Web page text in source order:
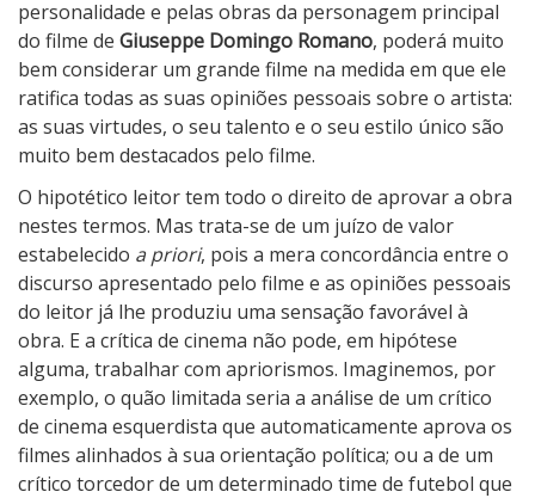
personalidade e pelas obras da personagem principal
do filme de Giuseppe Domingo Romano, poderá muito
bem considerar um grande filme na medida em que ele
ratifica todas as suas opiniões pessoais sobre o artista:
as suas virtudes, o seu talento e o seu estilo único são
muito bem destacados pelo filme.
O hipotético leitor tem todo o direito de aprovar a obra
nestes termos. Mas trata-se de um juízo de valor
estabelecido a priori, pois a mera concordância entre o
discurso apresentado pelo filme e as opiniões pessoais
do leitor já lhe produziu uma sensação favorável à
obra. E a crítica de cinema não pode, em hipótese
alguma, trabalhar com apriorismos. Imaginemos, por
exemplo, o quão limitada seria a análise de um crítico
de cinema esquerdista que automaticamente aprova os
filmes alinhados à sua orientação política; ou a de um
crítico torcedor de um determinado time de futebol que